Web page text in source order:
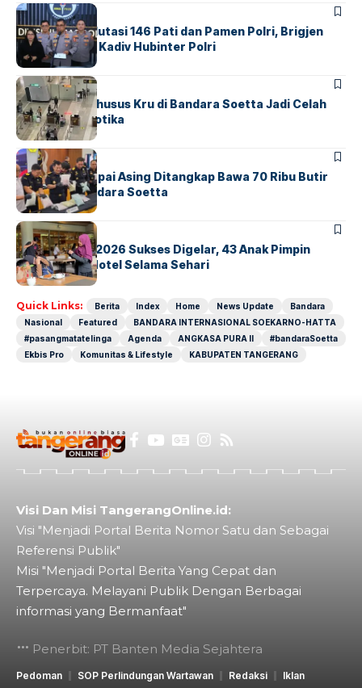
BERITA
Mabes Polri Mutasi 146 Pati dan Pamen Polri, Brigjen
Untung Jabat Kadiv Hubinter Polri
BANDARABERITA
Ketika Jalur Khusus Kru di Bandara Soetta Jadi Celah
Sindikat Narkotika
BANDARA BERITA
Kopilot Maskapai Asing Ditangkap Bawa 70 Ribu Butir
Ekstasi di Bandara Soetta
BERITAINDEX
GM For A Day 2026 Sukses Digelar, 43 Anak Pimpin
Operasional Hotel Selama Sehari
Quick Links: Berita Index Home News Update
Bandara
Nasional
Featured
BANDARA INTERNASIONAL SOEKARNO-HATTA
#pasangmatatelinga
Agenda ANGKASA PURA II
#bandaraSoetta
Ekbis Pro
Komunitas & Lifestyle KABUPATEN TANGERANG
Visi Dan Misi TangerangOnline.id:
Visi "Menjadi Portal Berita Nomor Satu dan Sebagai
Referensi Publik"
Misi "Menjadi Portal Berita Yang Cepat dan
Terpercaya. Melayani Publik Dengan Berbagai
informasi yang Bermanfaat"
Penerbit: PT Banten Media Sejahtera
Pedoman SOP Perlindungan Wartawan Redaksi Iklan